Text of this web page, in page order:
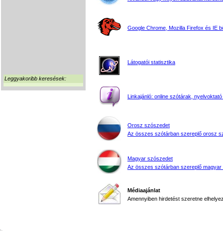
Leggyakoribb keresések:
Google Chrome, Mozilla Firefox és IE
Látogatói statisztika
Linkajánló: online szótárak, nyelvoktató
Orosz szószedet
Az összes szótárban szereplő orosz
Magyar szószedet
Az összes szótárban szereplő magyar
Médiaajánlat
Amennyiben hirdetést szeretne